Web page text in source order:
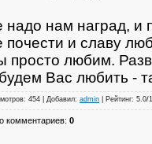
надо нам наград, и
почести и славу
просто любим.
Вас любить -
454 | Добавил: admin | Рейтинг:
комментариев: 0